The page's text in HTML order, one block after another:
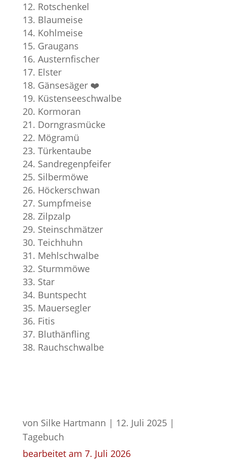
Rotschenkel
Blaumeise
Kohlmeise
Graugans
Austernfischer
Elster
Gänsesäger ❤️
Küstenseeschwalbe
Kormoran
Dorngrasmücke
Mögramü
Türkentaube
Sandregenpfeifer
Silbermöwe
Höckerschwan
Sumpfmeise
Zilpzalp
Steinschmätzer
Teichhuhn
Mehlschwalbe
Sturmmöwe
Star
Buntspecht
Mauersegler
Fitis
Bluthänfling
Rauchschwalbe
von Silke Hartmann | 12. Juli 2025|
Tagebuch
bearbeitet am 7. Juli 2026